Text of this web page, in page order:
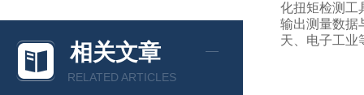
相关文章
RELATED ARTICLES
化扭矩检测工
输出测量数据
天、电子工业